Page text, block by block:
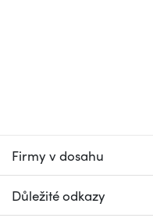
Firmy v dosahu
Důležité odkazy